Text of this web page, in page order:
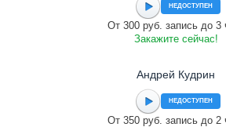
НЕДОСТУПЕН
От 300 руб. запись до 3
Закажите сейчас!
Андрей Кудрин
НЕДОСТУПЕН
От 350 руб. запись до 2